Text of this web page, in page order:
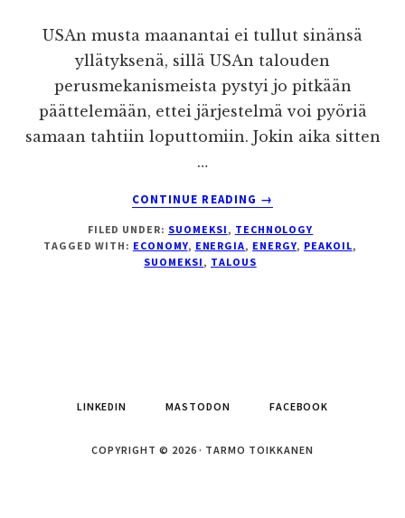
USAn musta maanantai ei tullut sinänsä
yllätyksenä, sillä USAn talouden
perusmekanismeista pystyi jo pitkään
päättelemään, ettei järjestelmä voi pyöriä
samaan tahtiin loputtomiin. Jokin aika sitten
…
CONTINUE READING
ABOUT
TALOUSKRIISIN
TAUSTAA
→
FILED UNDER: SUOMEKSI , TECHNOLOGY
TAGGED WITH: ECONOMY, ENERGIA, ENERGY, PEAKOIL,
SUOMEKSI , TALOUS
LINKEDIN MASTODON FACEBOOK
COPYRIGHT © 2026 · TARMO TOIKKANEN